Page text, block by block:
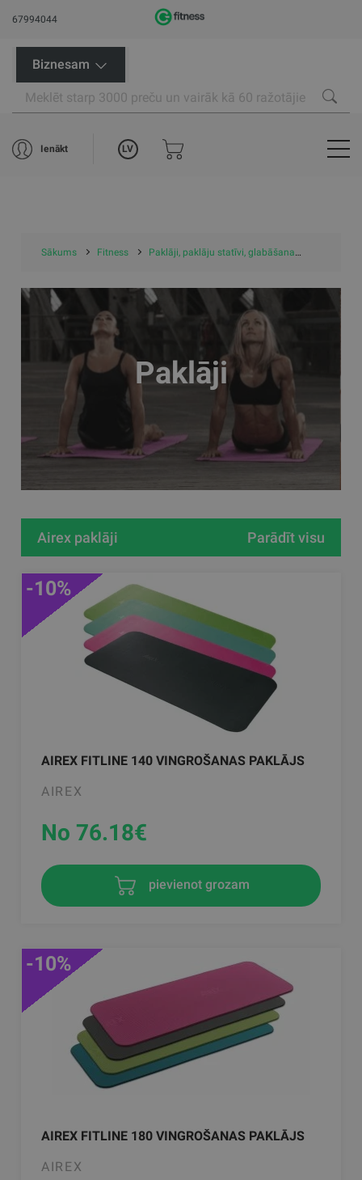
67994044
Biznesam
Ienākt LV
Sākums Fitness Paklāji, paklāju statīvi, glabāšana
Paklāji
Airex paklāji Parādīt visu
AIREX FITLINE 140 VINGROŠANAS PAKLĀJS
AIREX
-10%
No 76.18€
pievienot grozam
AIREX FITLINE 180 VINGROŠANAS PAKLĀJS
AIREX
-10%